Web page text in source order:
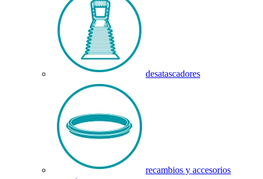
desatascadores
recambios y accesorios